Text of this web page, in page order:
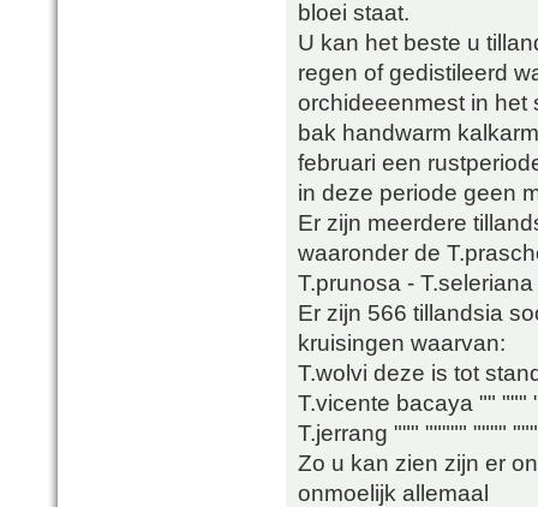
bloei staat.
U kan het beste u
regen of gedistileerd
orchideeenmest in het
bak handwarm
februari een
in deze periode geen
Er zijn meerdere
waaronder de
T.prunosa -
Er zijn 566 tillandsia
kruisingen waarvan:
T.wolvi deze is tot
T.vicente bacaya "" """
T.jerrang """ """"" """"
Zo u kan zien zijn er
onmoelijk allemaal